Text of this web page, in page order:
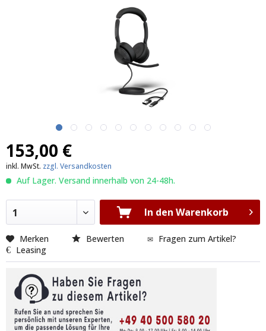
153,00 €
inkl. MwSt. zzgl. Versandkosten
Auf Lager. Versand innerhalb von 24-48h.
1 In den Warenkorb
Merken Bewerten
Fragen zum Artikel?
Leasing